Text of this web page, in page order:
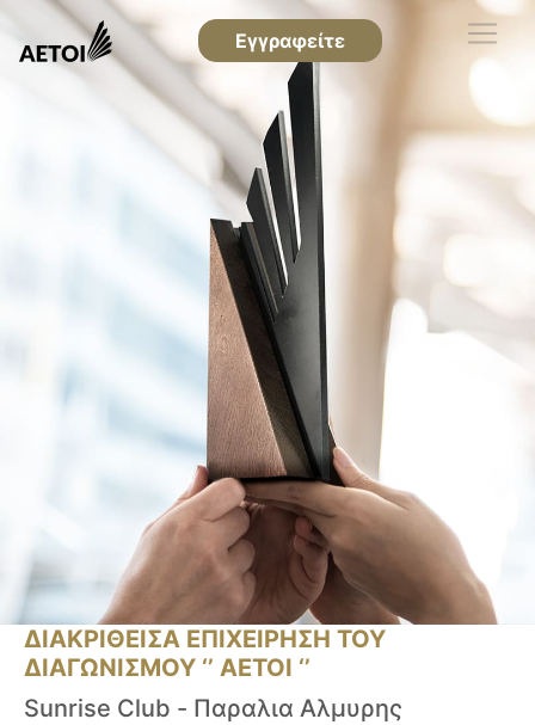
Εγγραφείτε
ΔΙΑΚΡΙΘΕΙΣΑ ΕΠΙΧΕΙΡΗΣΗ ΤΟΥ
ΔΙΑΓΩΝΙΣΜΟΥ ‘’ ΑΕΤΟΙ ‘’
Sunrise Club - Παραλια Αλμυρης